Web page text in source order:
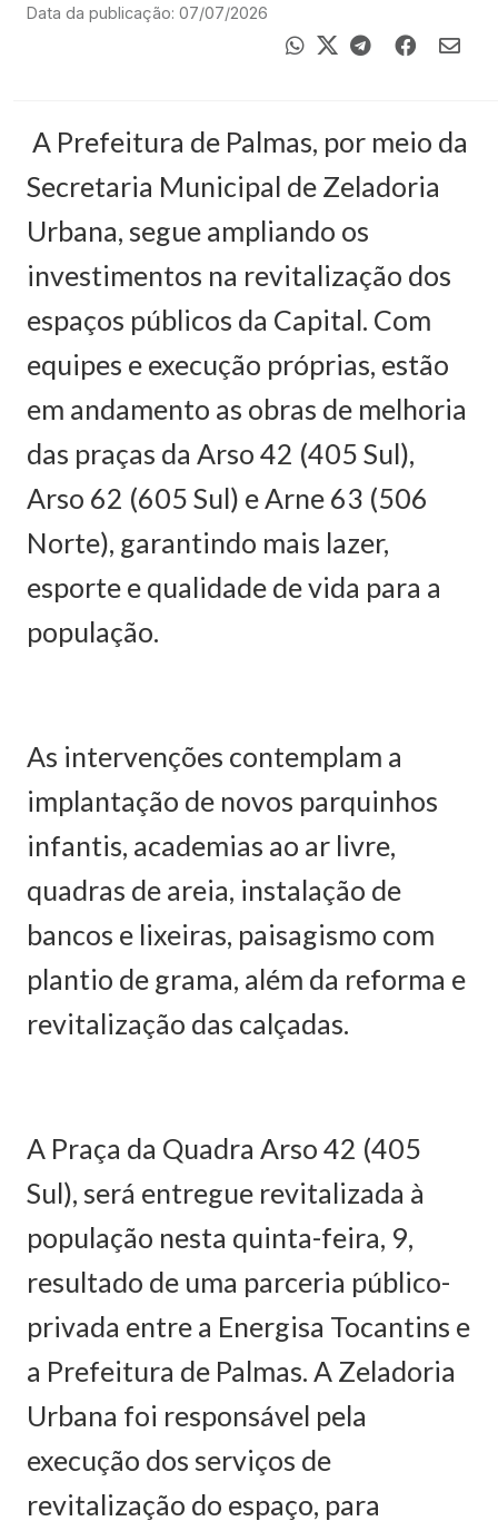
Data da publicação: 07/07/2026
A Prefeitura de Palmas, por meio da
Secretaria Municipal de Zeladoria
Urbana, segue ampliando os
investimentos na revitalização dos
espaços públicos da Capital. Com
equipes e execução próprias, estão
em andamento as obras de melhoria
das praças da Arso 42 (405 Sul),
Arso 62 (605 Sul) e Arne 63 (506
Norte), garantindo mais lazer,
esporte e qualidade de vida para a
população.
As intervenções contemplam a
implantação de novos parquinhos
infantis, academias ao ar livre,
quadras de areia, instalação de
bancos e lixeiras, paisagismo com
plantio de grama, além da reforma e
revitalização das calçadas.
A Praça da Quadra Arso 42 (405
Sul), será entregue revitalizada à
população nesta quinta-feira, 9,
resultado de uma parceria público-
privada entre a Energisa Tocantins e
a Prefeitura de Palmas. A Zeladoria
Urbana foi responsável pela
execução dos serviços de
revitalização do espaço, para